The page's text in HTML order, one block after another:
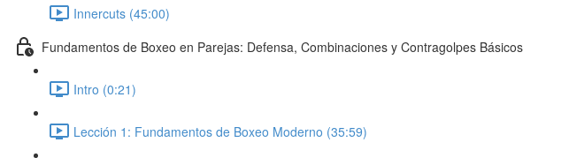
Innercuts (45:00)
Fundamentos de Boxeo en Parejas: Defensa, Combinaciones y Contragolpes Básicos
Intro (0:21)
Lección 1: Fundamentos de Boxeo Moderno (35:59)